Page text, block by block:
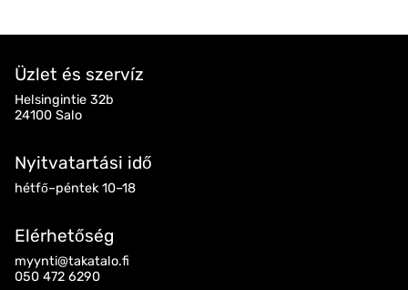
Üzlet és szervíz
Helsingintie 32b
24100 Salo
Nyitvatartási idő
hétfő–péntek 10–18
Elérhetőség
myynti@takatalo.fi
050 472 6290